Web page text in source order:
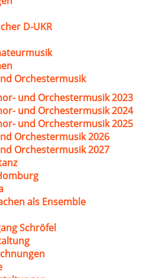
D-UKR
Orchestermusik
und Orchestermusik 2023
und Orchestermusik 2024
und Orchestermusik 2025
Orchestermusik 2026
Orchestermusik 2027
als Ensemble
Schröfel